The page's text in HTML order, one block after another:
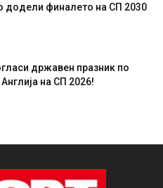
додели финалето на СП 2030
државен празник по
на СП 2026!